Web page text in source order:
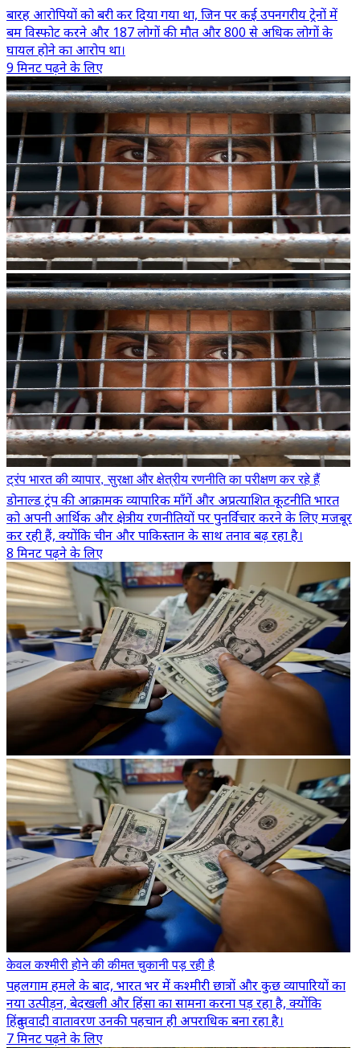
बारह आरोपियों को बरी कर दिया गया था, जिन पर कई उपनगरीय ट्रेनों में
बम विस्फोट करने और 187 लोगों की मौत और 800 से अधिक लोगों के
घायल होने का आरोप था।
9 मिनट पढ़ने के लिए
ट्रंप भारत की व्यापार, सुरक्षा और क्षेत्रीय रणनीति का परीक्षण कर रहे हैं
डोनाल्ड ट्रंप की आक्रामक व्यापारिक माँगें और अप्रत्याशित कूटनीति भारत
को अपनी आर्थिक और क्षेत्रीय रणनीतियों पर पुनर्विचार करने के लिए मजबूर
कर रही हैं, क्योंकि चीन और पाकिस्तान के साथ तनाव बढ़ रहा है।
8 मिनट पढ़ने के लिए
केवल कश्मीरी होने की कीमत चुकानी पड़ रही है
पहलगाम हमले के बाद, भारत भर में कश्मीरी छात्रों और कुछ व्यापारियों का
नया उत्पीड़न, बेदखली और हिंसा का सामना करना पड़ रहा है, क्योंकि
हिंदुत्ववादी वातावरण उनकी पहचान ही अपराधिक बना रहा है।
7 मिनट पढ़ने के लिए